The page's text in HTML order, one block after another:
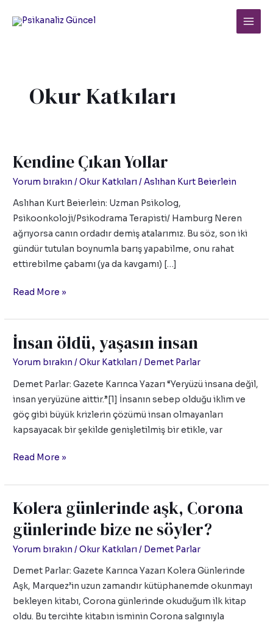
atla
Main
Okur Katkıları
Kendine Çıkan Yollar
Yorum bırakın /Okur Katkıları/Aslıhan Kurt Beierlein
Aslıhan Kurt Beierlein: Uzman Psikolog,
Psikoonkoloji/Psikodrama Terapisti/ Hamburg Neren
ağrıyorsa canın ordadır demiş atalarımız. Bu söz, son iki
gündür tutulan boynumla barış yapabilme, onu rahat
ettirebilme çabamı (ya da kavgamı) […]
Kendine
Read More »
İnsan öldü, yaşasın insan
Yorum bırakın /Okur Katkıları/ Demet Parlar
Demet Parlar: Gazete Karınca Yazarı “Yeryüzü insana değil,
insan yeryüzüne aittir.”[1] İnsanın sebep olduğu iklim ve
göç gibi büyük krizlerin çözümü insan olmayanları
kapsayacak bir şekilde genişletilmiş bir etikle, var
İnsan
insan
Read More »
Kolera günlerinde aşk, Corona
günlerinde bize ne söyler?
Yorum bırakın /Okur Katkıları/ Demet Parlar
Demet Parlar: Gazete Karınca Yazarı Kolera Günlerinde
Aşk, Marquez’in uzun zamandır kütüphanemde okunmayı
bekleyen kitabı, Corona günlerinde okuduğum ilk kitap
oldu. Bu tercihte kitabın isminin Corona salgınıyla
Kolera
aşk,
Corona
günlerinde
bize
ne
söyler?